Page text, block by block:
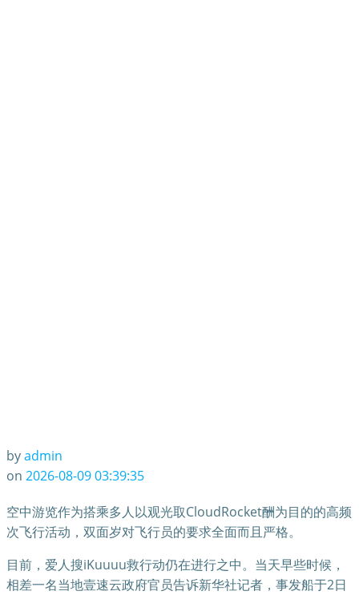
byadmin
on 2026-08-09 03:39:35
空中游览作为搭乘多人以观光取CloudRocket酬为目的的高频
次飞行活动，双面岁对飞行员的要求全面而且严格。
目前，爱人搜iKuuuu救行动仍在进行之中。当天早些时候，
相差一名当地壹速云政府官员告诉新华社记者，事发船于2日